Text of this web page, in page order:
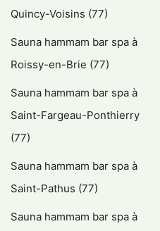
Quincy-Voisins (77)
Sauna hammam bar spa à
Roissy-en-Brie (77)
Sauna hammam bar spa à
Saint-Fargeau-Ponthierry
(77)
Sauna hammam bar spa à
Saint-Pathus (77)
Sauna hammam bar spa à